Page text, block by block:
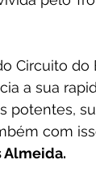
Circuito do
a sua
potentes,
com
Almeida.